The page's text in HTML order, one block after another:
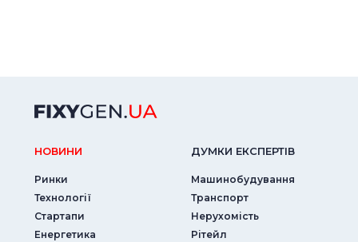
НОВИНИ
Ринки
Технології
Стартапи
Енергетика
ДУМКИ ЕКСПЕРТIВ
Машинобудування
Транспорт
Нерухомість
Рітейл